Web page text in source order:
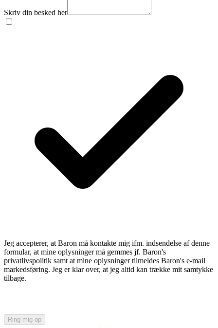
Skriv din besked her
Jeg accepterer, at Baron må kontakte mig ifm. indsendelse af denne
formular, at mine oplysninger må gemmes jf. Baron's
privatlivspolitik samt at mine oplysninger tilmeldes Baron's e-mail
markedsføring. Jeg er klar over, at jeg altid kan trække mit samtykke
tilbage.
Ring mig op